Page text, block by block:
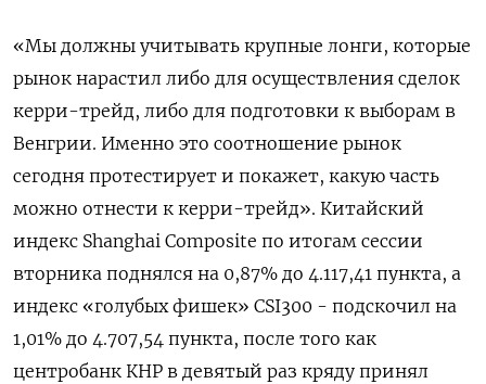
«Мы должны учитывать крупные ‌лонги, которые
рынок нарастил либо для осуществления сделок
керри-трейд, либо для подготовки ​к выборам в
Венгрии. Именно это соотношение рынок
сегодня протестирует и покажет, какую часть
можно ‌отнести к керри-трейд». Китайский
индекс Shanghai Composite по итогам сессии
вторника поднялся на 0,87% до 4.117,41 пункта, а
индекс «голубых фишек» CSI300 - ​подскочил на
1,​01% до 4.707,54 ‌пункта, после того как
центробанк КНР в девятый раз кряду принял